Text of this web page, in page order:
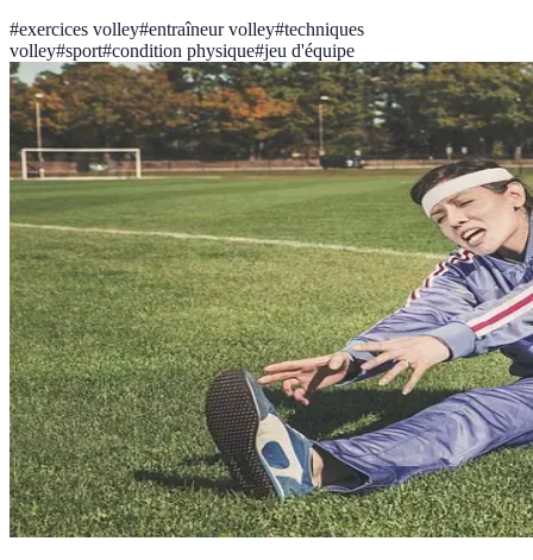
#exercices volley#entraîneur volley#techniques
volley#sport#condition physique#jeu d'équipe